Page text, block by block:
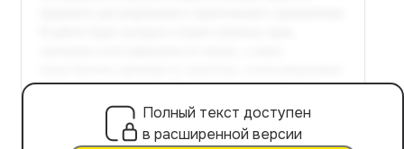
Полный текст доступен
в расширенной версии